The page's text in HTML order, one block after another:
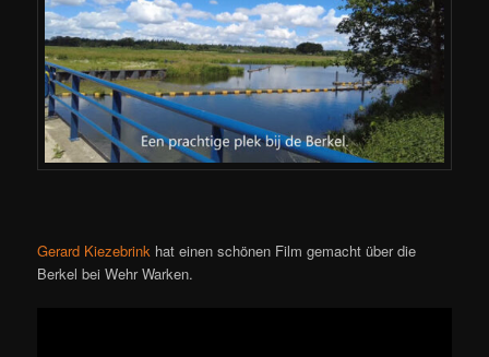
Gerard Kiezebrink hat einen schönen Film gemacht über die
Berkel bei Wehr Warken.